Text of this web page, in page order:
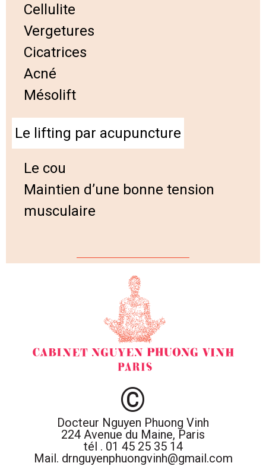
Cellulite
Vergetures
Cicatrices
Acné
Mésolift
Le lifting par acupuncture
Le cou
Maintien d’une bonne tension
musculaire
©
Docteur Nguyen Phuong Vinh
224 Avenue du Maine, Paris
tél . 01 45 25 35 14
Mail. drnguyenphuongvinh@gmail.com